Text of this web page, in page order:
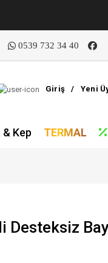
0539 732 34 40
Giriş / Yeni
Kep TERMAL
Desteksiz